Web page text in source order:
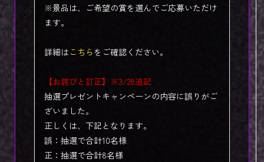
※景品は、ご希望の賞を選んでご応募いただけ
ます。
詳細は こちら をご確認ください。
【お詫びと訂正】※3/28追記
抽選プレゼントキャンペーンの内容に誤りがご
ざいました。
正しくは、下記となります。
誤：抽選で合計10名様
正：抽選で合計8名様